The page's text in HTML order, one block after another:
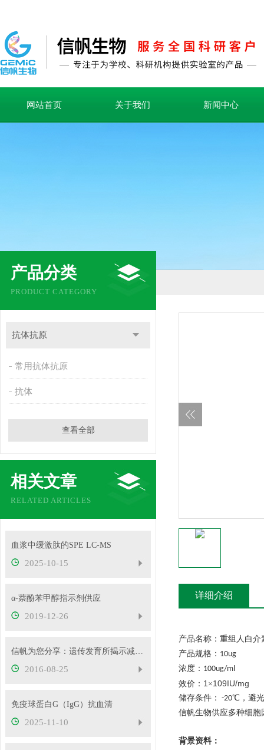
网站首页 关于我们 新闻中心
产品分类
PRODUCT CATEGORY
抗体抗原
常用抗体抗原
抗体
查看全部
相关文章
RELATED ARTICLES
血浆中缓激肽的SPE LC-MS
2025-10-15
α-萘酚苯甲醇指示剂供应
2019-12-26
信帆为您分享：遗传发育所揭示减数分裂同源重组保障新机制
2016-08-25
免疫球蛋白G（IgG）抗血清
2025-11-10
详细介绍
产品名称：重组人白介
产品规格： 10ug
浓度： 100ug/ml
效价： 1 ×109IU/mg
储存条件： -20℃，避
信帆生物供应多种细
背景资料：